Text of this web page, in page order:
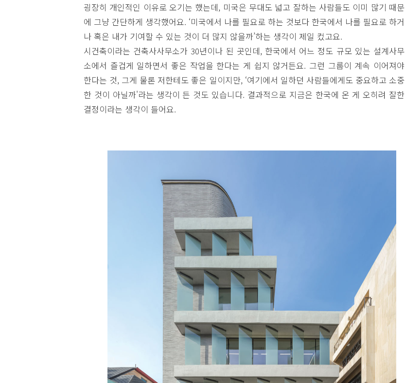
굉장히 개인적인 이유로 오기는 했는데, 미국은 무대도 넓고 잘하는 사람들도 이미 많기 때문
에 그냥 간단하게 생각했어요. ‘미국에서 나를 필요로 하는 것보다 한국에서 나를 필요로 하거
나 혹은 내가 기여할 수 있는 것이 더 많지 않을까’하는 생각이 제일 컸고요.
시건축이라는 건축사사무소가 30년이나 된 곳인데, 한국에서 어느 정도 규모 있는 설계사무
소에서 즐겁게 일하면서 좋은 작업을 한다는 게 쉽지 않거든요. 그런 그룹이 계속 이어져야
한다는 것, 그게 물론 저한테도 좋은 일이지만, ‘여기에서 일하던 사람들에게도 중요하고 소중
한 것이 아닐까'라는 생각이 든 것도 있습니다. 결과적으로 지금은 한국에 온 게 오히려 잘한
결정이라는 생각이 들어요.